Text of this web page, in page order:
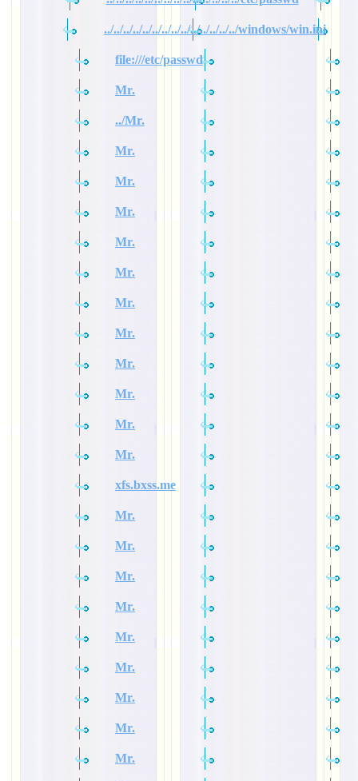
../../../../../../../../../../../../../../windows/win.ini
file:///etc/passwd
Mr.
../Mr.
Mr.
Mr.
Mr.
Mr.
Mr.
Mr.
Mr.
Mr.
Mr.
Mr.
Mr.
xfs.bxss.me
Mr.
Mr.
Mr.
Mr.
Mr.
Mr.
Mr.
Mr.
Mr.